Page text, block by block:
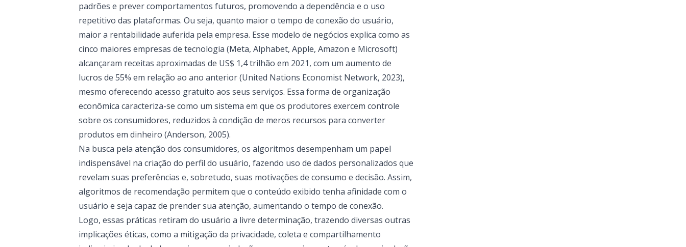
padrões e prever comportamentos futuros, promovendo a dependência e o uso
repetitivo das plataformas. Ou seja, quanto maior o tempo de conexão do usuário,
maior a rentabilidade auferida pela empresa. Esse modelo de negócios explica como as
cinco maiores empresas de tecnologia (Meta, Alphabet, Apple, Amazon e Microsoft)
alcançaram receitas aproximadas de US$ 1,4 trilhão em 2021, com um aumento de
lucros de 55% em relação ao ano anterior (United Nations Economist Network, 2023),
mesmo oferecendo acesso gratuito aos seus serviços. Essa forma de organização
econômica caracteriza-se como um sistema em que os produtores exercem controle
sobre os consumidores, reduzidos à condição de meros recursos para converter
produtos em dinheiro (Anderson, 2005).
Na busca pela atenção dos consumidores, os algoritmos desempenham um papel
indispensável na criação do perfil do usuário, fazendo uso de dados personalizados que
revelam suas preferências e, sobretudo, suas motivações de consumo e decisão. Assim,
algoritmos de recomendação permitem que o conteúdo exibido tenha afinidade com o
usuário e seja capaz de prender sua atenção, aumentando o tempo de conexão.
Logo, essas práticas retiram do usuário a livre determinação, trazendo diversas outras
implicações éticas, como a mitigação da privacidade, coleta e compartilhamento